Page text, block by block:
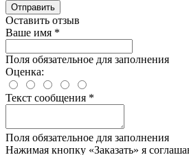
Отправить
Оставить отзыв
Ваше имя *
Поля обязательное для заполнения
Оценка:
Текст сообщения *
Поля обязательное для заполнения
Нажимая кнопку «Заказать» я